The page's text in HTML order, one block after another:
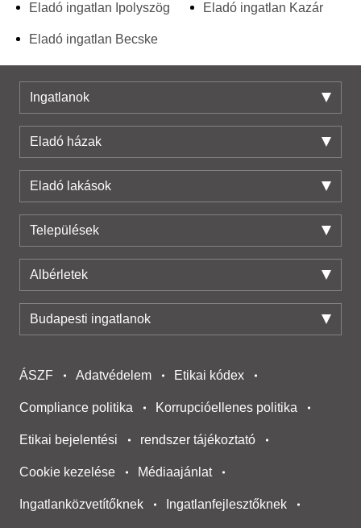
Eladó ingatlan Ipolyszög
Eladó ingatlan Becske
Eladó ingatlan Kazár
Ingatlanok
Eladó házak
Eladó lakások
Települések
Albérletek
Budapesti ingatlanok
ÁSZF Adatvédelem Etikai kódex
Compliance politika Korrupcióellenes politika
Etikai bejelentési rendszer tájékoztató
Cookie kezelése Médiaajánlat
Ingatlanközvetítőknek Ingatlanfejlesztőknek